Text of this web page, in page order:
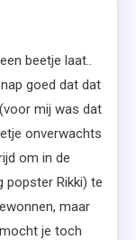
beetje laat..
goed dat dat
mij was dat
onverwachts
om in de
popster Rikki) te
maar
je toch